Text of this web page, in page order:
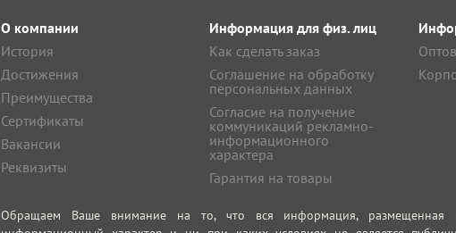
О компании
История
Достижения
Преимущества
Сертификаты
Вакансии
Реквизиты
Информация для физ. лиц
Как сделать заказ
Соглашение на обработку
персональных данных
Согласие на получение
коммуникаций рекламно-
информационного
характера
Гарантия на товары
Обращаем Ваше внимание на то, что вся информация, размещенная